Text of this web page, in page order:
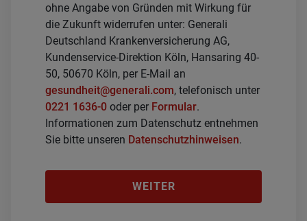
ohne Angabe von Gründen mit Wirkung für
die Zukunft widerrufen unter: Generali
Deutschland Krankenversicherung AG,
Kundenservice-Direktion Köln, Hansaring 40-
50, 50670 Köln, per E-Mail an
gesundheit@generali.com, telefonisch unter
0221 1636-0 oder per Formular.
Informationen zum Datenschutz entnehmen
Sie bitte unseren Datenschutzhinweisen.